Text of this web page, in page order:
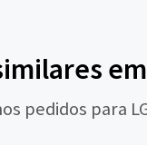
pedidos para